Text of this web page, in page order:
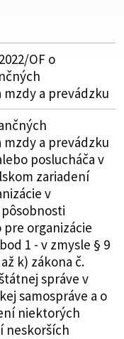
OF o
a prevádzku
a prevádzku
poslucháča v
zariadení
v
organizácie
1 - v zmysle § 9
k) zákona č.
správe v
samospráve a o
niektorých
neskorších